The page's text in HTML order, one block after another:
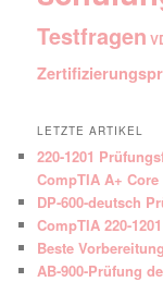
Testfragen
LETZTE ARTIKEL
220-1201
CompTIA A+ Core
DP-600-deutsch
CompTIA 220-
Beste
AB-900-Prüfung